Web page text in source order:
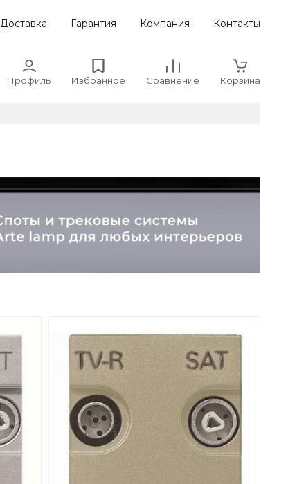
Доставка Гарантия Компания Контакты
Профиль Избранное Сравнение Корзина